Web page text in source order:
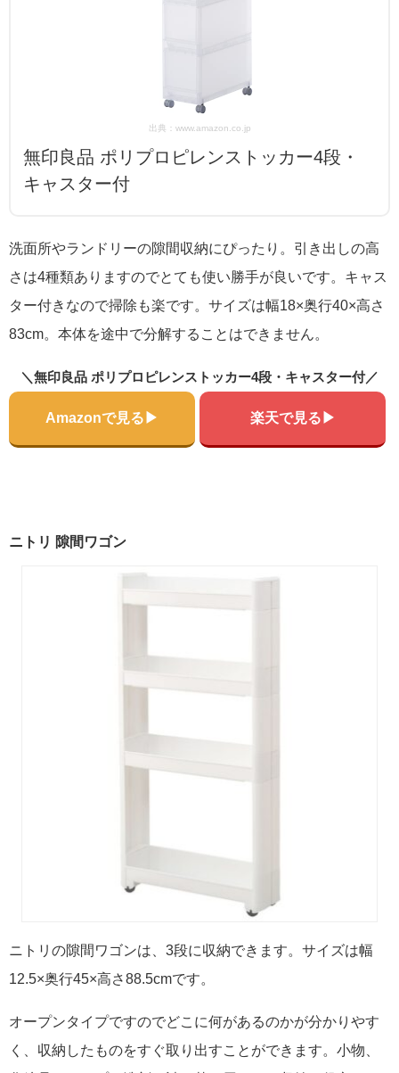
出典：www.amazon.co.jp
無印良品 ポリプロピレンストッカー4段・
キャスター付
洗面所やランドリーの隙間収納にぴったり。引き出しの高
さは4種類ありますのでとても使い勝手が良いです。キャス
ター付きなので掃除も楽です。サイズは幅18×奥行40×高さ
83cm。本体を途中で分解することはできません。
＼無印良品 ポリプロピレンストッカー4段・キャスター付／
Amazonで見る▶ 楽天で見る▶
ニトリ 隙間ワゴン
ニトリの隙間ワゴンは、3段に収納できます。サイズは幅
12.5×奥行45×高さ88.5cmです。
オープンタイプですのでどこに何があるのかが分かりやす
く、収納したものをすぐ取り出すことができます。小物、